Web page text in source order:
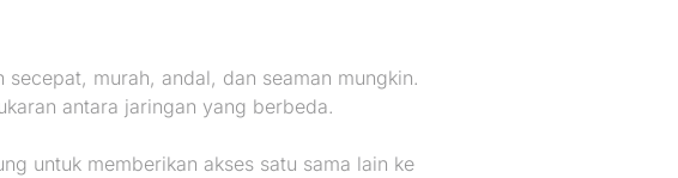
murah, andal, dan seaman mungkin.
antara jaringan yang berbeda.
untuk memberikan akses satu sama lain ke